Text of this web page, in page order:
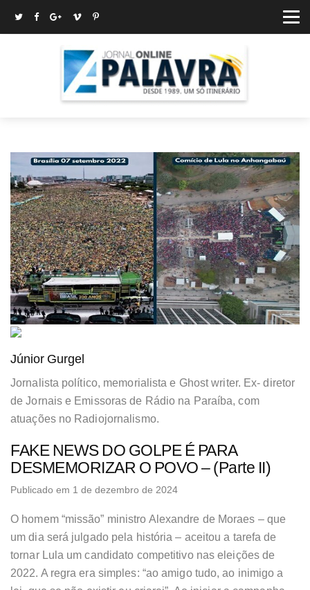
Júnior Gurgel
Jornalista político, memorialista e Ghost writer. Ex- diretor
de Jornais e Emissoras de Rádio na Paraíba, com
atuações no Radiojornalismo.
FAKE NEWS DO GOLPE É PARA
DESMEMORIZAR O POVO – (Parte II)
Publicado em 1 de dezembro de 2024
O homem “missão” ministro Alexandre de Moraes – que
um dia será julgado pela história – aceitou a tarefa de
tornar Lula um candidato competitivo nas eleições de
2022. A regra era simples: “ao amigo tudo, ao inimigo a